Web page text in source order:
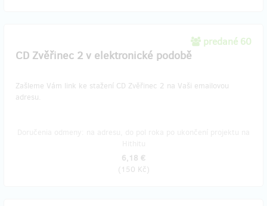
predané 60
CD Zvěřinec 2 v elektronické podobě
Zašleme Vám link ke stažení CD Zvěřinec 2 na Vaši emailovou
adresu.
6,18 €
(150 Kč)